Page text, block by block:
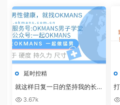
延时控精
就这样日复一日的坚持我的长度
从12.5公分，稳定增长至接近17
3.67k